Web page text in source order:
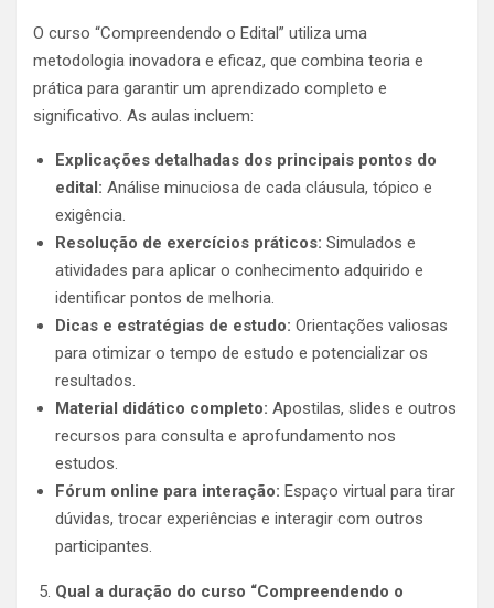
O curso “Compreendendo o Edital” utiliza uma
metodologia inovadora e eficaz, que combina teoria e
prática para garantir um aprendizado completo e
significativo. As aulas incluem:
Explicações detalhadas dos principais pontos do
edital: Análise minuciosa de cada cláusula, tópico e
exigência.
Resolução de exercícios práticos: Simulados e
atividades para aplicar o conhecimento adquirido e
identificar pontos de melhoria.
Dicas e estratégias de estudo: Orientações valiosas
para otimizar o tempo de estudo e potencializar os
resultados.
Material didático completo: Apostilas, slides e outros
recursos para consulta e aprofundamento nos
estudos.
Fórum online para interação: Espaço virtual para tirar
dúvidas, trocar experiências e interagir com outros
participantes.
Qual a duração do curso “Compreendendo o